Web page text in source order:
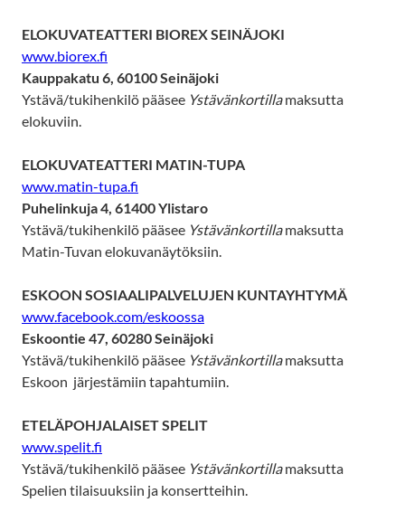
ELOKUVATEATTERI BIOREX SEINÄJOKI
www.biorex.fi
Kauppakatu 6, 60100 Seinäjoki
Ystävä/tukihenkilö pääsee Ystävänkortillamaksutta
elokuviin.
ELOKUVATEATTERI MATIN-TUPA
www.matin-tupa.fi
Puhelinkuja 4, 61400 Ylistaro
Ystävä/tukihenkilö pääsee Ystävänkortillamaksutta
Matin-Tuvan elokuvanäytöksiin.
ESKOON SOSIAALIPALVELUJEN KUNTAYHTYMÄ
www.facebook.com/eskoossa
Eskoontie 47, 60280 Seinäjoki
Ystävä/tukihenkilö pääsee Ystävänkortillamaksutta
Eskoon järjestämiin tapahtumiin.
ETELÄPOHJALAISET SPELIT
www.spelit.fi
Ystävä/tukihenkilö pääsee Ystävänkortillamaksutta
Spelien tilaisuuksiin ja konsertteihin.